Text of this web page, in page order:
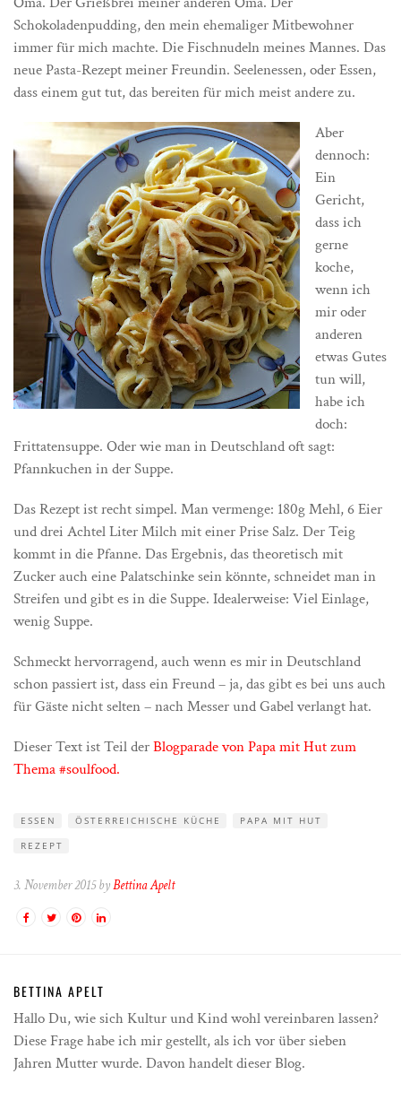
Schokoladenpudding, den mein ehemaliger Mitbewohner
immer für mich machte. Die Fischnudeln meines Mannes. Das
neue Pasta-Rezept meiner Freundin. Seelenessen, oder Essen,
dass einem gut tut, das bereiten für mich meist andere zu.
Aber
dennoch:
Ein
Gericht,
dass ich
gerne
koche,
wenn ich
mir oder
anderen
etwas Gutes
tun will,
habe ich
doch:
Frittatensuppe. Oder wie man in Deutschland oft sagt:
Pfannkuchen in der Suppe.
Das Rezept ist recht simpel. Man vermenge: 180g Mehl, 6 Eier
und drei Achtel Liter Milch mit einer Prise Salz. Der Teig
kommt in die Pfanne. Das Ergebnis, das theoretisch mit
Zucker auch eine Palatschinke sein könnte, schneidet man in
Streifen und gibt es in die Suppe. Idealerweise: Viel Einlage,
wenig Suppe.
Schmeckt hervorragend, auch wenn es mir in Deutschland
schon passiert ist, dass ein Freund – ja, das gibt es bei uns auch
für Gäste nicht selten – nach Messer und Gabel verlangt hat.
Dieser Text ist Teil derBlogparade von Papa mit Hut zum
Thema #soulfood.
ESSEN ÖSTERREICHISCHE KÜCHE
PAPA MIT HUT
REZEPT
3. November 2015 byBettina Apelt
BETTINA APELT
Hallo Du, wie sich Kultur und Kind wohl vereinbaren lassen?
Diese Frage habe ich mir gestellt, als ich vor über sieben
Jahren Mutter wurde. Davon handelt dieser Blog.